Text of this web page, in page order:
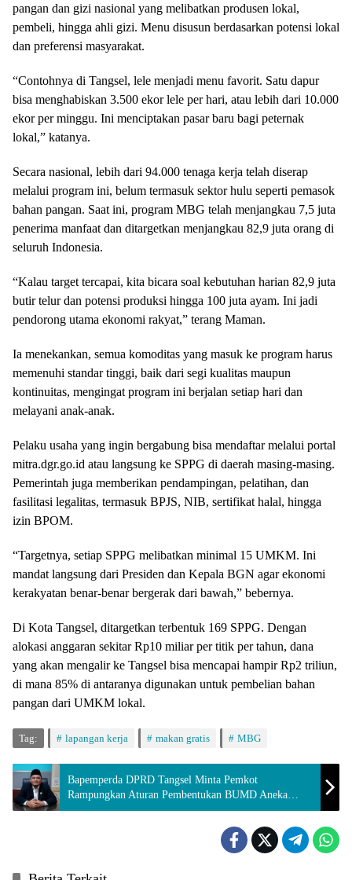
pangan dan gizi nasional yang melibatkan produsen lokal,
pembeli, hingga ahli gizi. Menu disusun berdasarkan potensi lokal
dan preferensi masyarakat.
“Contohnya di Tangsel, lele menjadi menu favorit. Satu dapur
bisa menghabiskan 3.500 ekor lele per hari, atau lebih dari 10.000
ekor per minggu. Ini menciptakan pasar baru bagi peternak
lokal,” katanya.
Secara nasional, lebih dari 94.000 tenaga kerja telah diserap
melalui program ini, belum termasuk sektor hulu seperti pemasok
bahan pangan. Saat ini, program MBG telah menjangkau 7,5 juta
penerima manfaat dan ditargetkan menjangkau 82,9 juta orang di
seluruh Indonesia.
“Kalau target tercapai, kita bicara soal kebutuhan harian 82,9 juta
butir telur dan potensi produksi hingga 100 juta ayam. Ini jadi
pendorong utama ekonomi rakyat,” terang Maman.
Ia menekankan, semua komoditas yang masuk ke program harus
memenuhi standar tinggi, baik dari segi kualitas maupun
kontinuitas, mengingat program ini berjalan setiap hari dan
melayani anak-anak.
Pelaku usaha yang ingin bergabung bisa mendaftar melalui portal
mitra.dgr.go.id atau langsung ke SPPG di daerah masing-masing.
Pemerintah juga memberikan pendampingan, pelatihan, dan
fasilitasi legalitas, termasuk BPJS, NIB, sertifikat halal, hingga
izin BPOM.
“Targetnya, setiap SPPG melibatkan minimal 15 UMKM. Ini
mandat langsung dari Presiden dan Kepala BGN agar ekonomi
kerakyatan benar-benar bergerak dari bawah,” bebernya.
Di Kota Tangsel, ditargetkan terbentuk 169 SPPG. Dengan
alokasi anggaran sekitar Rp10 miliar per titik per tahun, dana
yang akan mengalir ke Tangsel bisa mencapai hampir Rp2 triliun,
di mana 85% di antaranya digunakan untuk pembelian bahan
pangan dari UMKM lokal.
Tag: lapangan kerja makan gratis MBG
Bapemperda DPRD Tangsel Minta Pemkot
Rampungkan Aturan Pembentukan BUMD Aneka
Usaha Pasar